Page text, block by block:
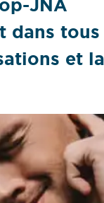
JNA
dans tous
et la